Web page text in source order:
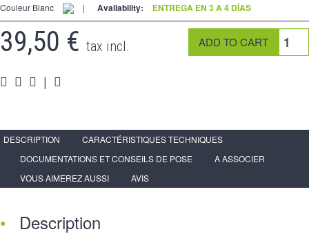
Couleur Blanc
| Availability: ENTREGA EN 3 A 4 DÍAS
39,50 € tax incl.
|
DESCRIPTION
CARACTÉRISTIQUES TECHNIQUES
DOCUMENTATIONS ET CONSEILS DE POSE
A ASSOCIER
VOUS AIMEREZ AUSSI
AVIS
Description